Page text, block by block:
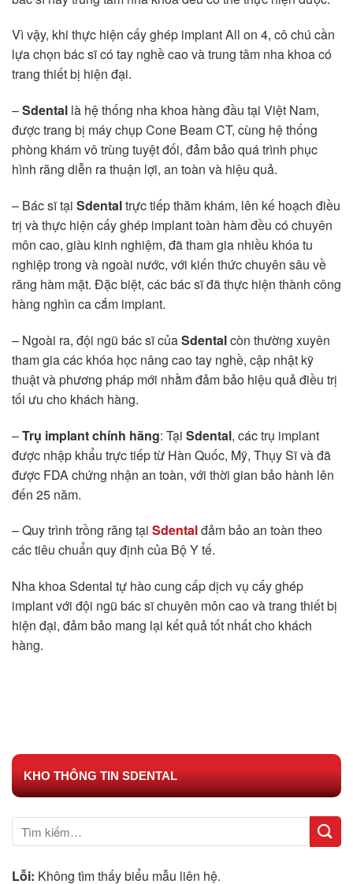
Vì vậy, khi thực hiện cấy ghép implant All on 4, cô chú cần
lựa chọn bác sĩ có tay nghề cao và trung tâm nha khoa có
trang thiết bị hiện đại.
–Sdental là hệ thống nha khoa hàng đầu tại Việt Nam,
được trang bị máy chụp Cone Beam CT, cùng hệ thống
phòng khám vô trùng tuyệt đối, đảm bảo quá trình phục
hình răng diễn ra thuận lợi, an toàn và hiệu quả.
– Bác sĩ tại Sdentaltrực tiếp thăm khám, lên kế hoạch điều
trị và thực hiện cấy ghép implant toàn hàm đều có chuyên
môn cao, giàu kinh nghiệm, đã tham gia nhiều khóa tu
nghiệp trong và ngoài nước, với kiến thức chuyên sâu về
răng hàm mặt. Đặc biệt, các bác sĩ đã thực hiện thành công
hàng nghìn ca cắm implant.
– Ngoài ra, đội ngũ bác sĩ củaSdentalcòn thường xuyên
tham gia các khóa học nâng cao tay nghề, cập nhật kỹ
thuật và phương pháp mới nhằm đảm bảo hiệu quả điều trị
tối ưu cho khách hàng.
–Trụ implant chính hãng: Tại Sdental, các trụ implant
được nhập khẩu trực tiếp từ Hàn Quốc, Mỹ, Thụy Sĩ và đã
được FDA chứng nhận an toàn, với thời gian bảo hành lên
đến 25 năm.
– Quy trình trồng răng tại Sdentalđảm bảo an toàn theo
các tiêu chuẩn quy định của Bộ Y tế.
Nha khoa Sdental tự hào cung cấp dịch vụ cấy ghép
implant với đội ngũ bác sĩ chuyên môn cao và trang thiết bị
hiện đại, đảm bảo mang lại kết quả tốt nhất cho khách
hàng.
KHO THÔNG TIN SDENTAL
Lỗi: Không tìm thấy biểu mẫu liên hệ.